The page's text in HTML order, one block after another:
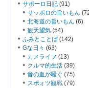
サポーロ日記 (91)
サッポロの旨いもん
北海道の旨いもん (6)
観天望気 (54)
ふみとことば (142)
Gな日々 (63)
カメライフ (13)
クルマ的生活 (39)
音の血が騒ぐ (75)
スポォツ観戦 (79)